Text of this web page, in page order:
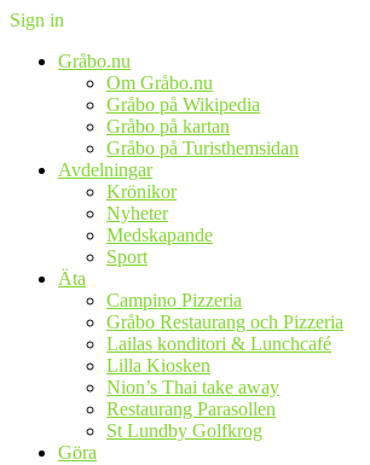
Sign in
Gråbo.nu
Om Gråbo.nu
Gråbo på Wikipedia
Gråbo på kartan
Gråbo på Turisthemsidan
Avdelningar
Krönikor
Nyheter
Medskapande
Sport
Äta
Campino Pizzeria
Gråbo Restaurang och Pizzeria
Lailas konditori & Lunchcafé
Lilla Kiosken
Nion’s Thai take away
Restaurang Parasollen
St Lundby Golfkrog
Göra